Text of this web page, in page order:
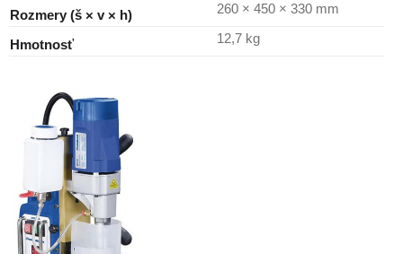
Rozmery (š × v × h) 260 × 450 × 330 mm
Hmotnosť 12,7 kg